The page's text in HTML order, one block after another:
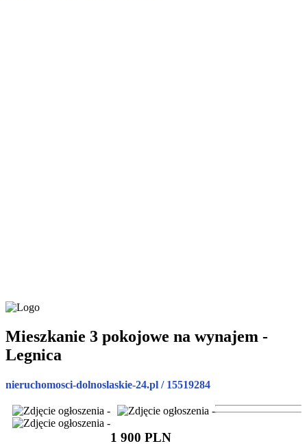
Mieszkanie 3 pokojowe na wynajem -
Legnica
nieruchomosci-dolnoslaskie-24.pl / 15519284
1 900 PLN